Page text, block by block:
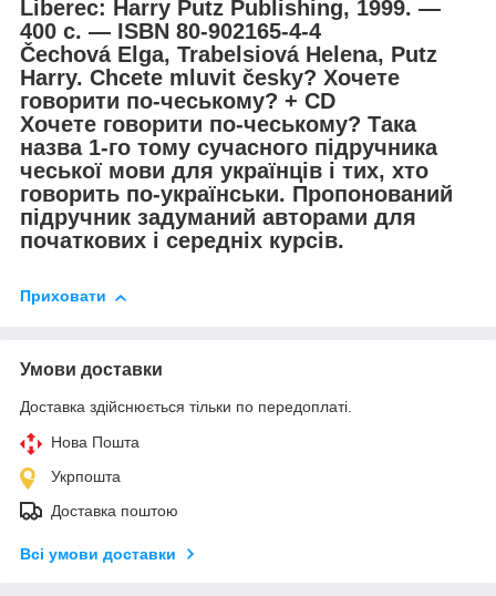
Liberec: Harry Putz Publishing, 1999. —
400 с. — ISBN 80-902165-4-4
Čechová Elga, Trabelsiová Helena, Putz
Harry. Chcete mluvit česky? Хочете
говорити по-чеському? + CD
Хочете говорити по-чеському? Така
назва 1-го тому сучасного підручника
чеської мови для українців і тих, хто
говорить по-українськи. Пропонований
підручник задуманий авторами для
початкових і середніх курсів.
Приховати
Умови доставки
Доставка здійснюється тільки по передоплаті.
Нова Пошта
Укрпошта
Доставка поштою
Всі умови доставки